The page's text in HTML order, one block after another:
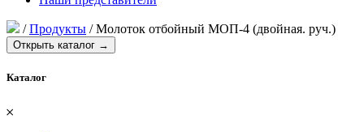
/Продукты /Молоток отбойный МОП-4 (двойная. руч.)
Открыть каталог →
Каталог
𐄂